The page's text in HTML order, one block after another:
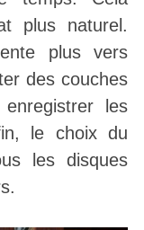
plus naturel.
plus vers
des couches
les
le choix du
les disques